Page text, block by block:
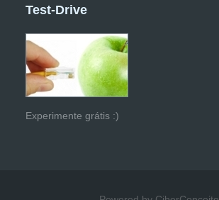
Test-Drive
Experimente grátis :)